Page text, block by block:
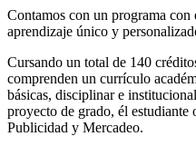
Contamos con un programa
aprendizaje único y
Cursando un total de 140
comprenden un currículo
básicas, disciplinar e
proyecto de grado, él
Publicidad y Mercadeo.